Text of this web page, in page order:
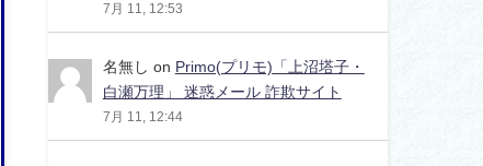
7月 11, 12:53
名無し on Primo(プリモ)「上沼塔子・
白瀬万理」 迷惑メール 詐欺サイト
7月 11, 12:44